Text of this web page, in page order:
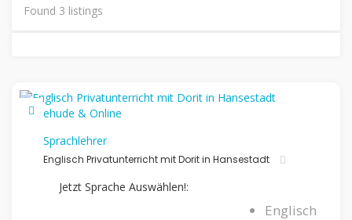
Found 3 listings
Sprachlehrer
Englisch Privatunterricht mit Dorit in Hansestadt
Jetzt Sprache Auswählen!:
Englisch